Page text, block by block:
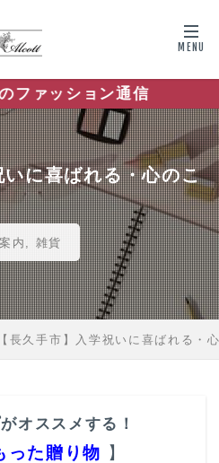
通信
に喜ばれる・心のこ
内 , 雑貨
【長久手市】入学祝いに喜ばれる・
オススメする！
った贈り物 】